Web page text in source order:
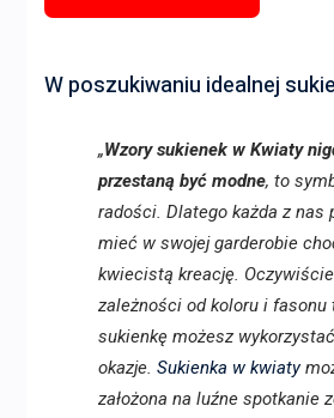
W poszukiwaniu idealnej
„Wzory sukienek w Kwiaty
przestaną być modne, to
radości. Dlatego każda z nas
mieć w swojej garderobie
kwiecistą kreację.
zależności od koloru i fasonu
sukienkę możesz
okazje. Sukienka w kwiaty
założona na luźne spotkanie